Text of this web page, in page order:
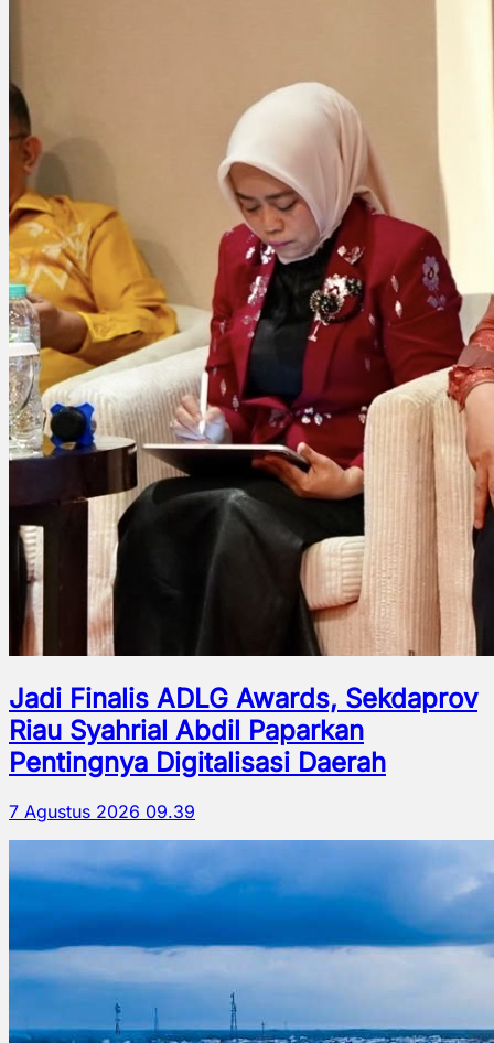
Jadi Finalis ADLG Awards, Sekdaprov
Riau Syahrial Abdil Paparkan
Pentingnya Digitalisasi Daerah
7 Agustus 2026 09.39